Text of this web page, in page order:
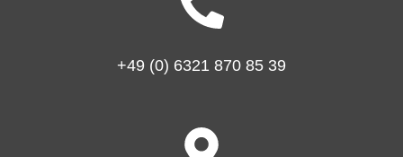
+49 (0) 6321 870 85 39